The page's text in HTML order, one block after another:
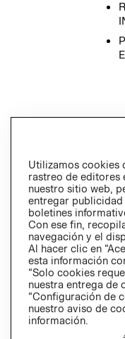
Perú (S/)
CAMBIAR REGIÓN
Utilizamos cookies
rastreo de editores
nuestro sitio web,
entregar publicidad
boletines
Con ese fin,
navegación y el
Al hacer clic en
esta información
“Solo cookies
nuestra entrega de
“Configuración de
nuestro aviso de
información.